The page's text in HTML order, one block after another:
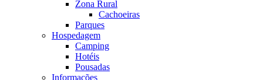
Zona Rural
Cachoeiras
Parques
Hospedagem
Camping
Hotéis
Pousadas
Informações